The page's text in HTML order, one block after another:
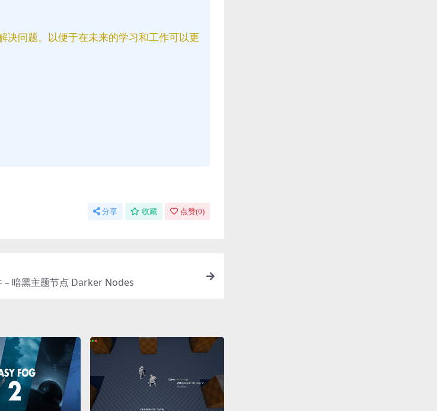
决问题。以便于在未来的学习和工作可以更
分享 收藏 点赞(0)
– 暗黑主题节点 Darker Nodes